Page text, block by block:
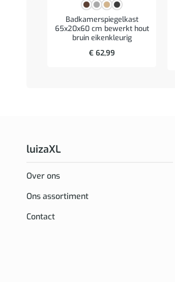
Badkamerspiegelkast
65x20x60 cm bewerkt hout
bruin eikenkleurig
€62,99
luizaXL
Over ons
Ons assortiment
Contact